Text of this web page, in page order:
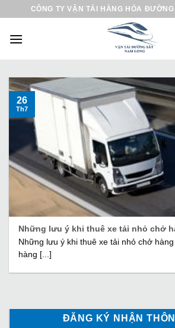
CÔNG TY VẬN TẢI HÀNG HÓA
Những lưu ý khi thuê xe tải nhỏ chở
Những lưu ý khi thuê xe tải nhỏ chở
hàng [...]
26
Th7
ĐĂNG KÝ NHẬN